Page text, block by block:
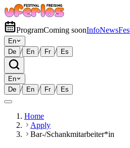
ProgramComing soonInfoNews
En
De / En / Fr / Es
En
De / En / Fr / Es
Home
Apply
Bar-/Schankmitarbeiter*in